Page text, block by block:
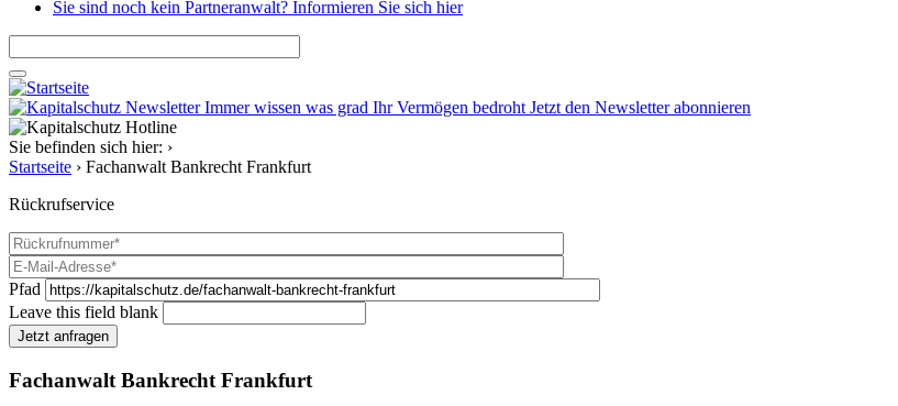
Sie sind noch kein Partneranwalt? Informieren Sie sich hier
Immer wissen was grad Ihr Vermögen bedroht Jetzt den Newsletter abonnieren
Sie befinden sich hier: ›
Startseite › Fachanwalt Bankrecht Frankfurt
Rückrufservice
Pfad
Leave this field blank
Jetzt anfragen
Fachanwalt Bankrecht Frankfurt